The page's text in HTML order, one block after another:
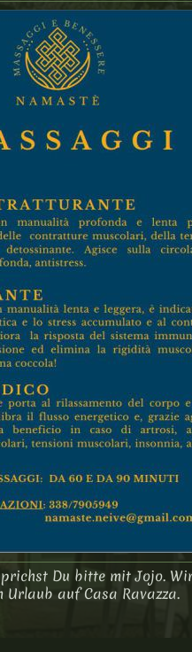
Du bitte mit Jojo.
Urlaub auf Casa Ravazza.